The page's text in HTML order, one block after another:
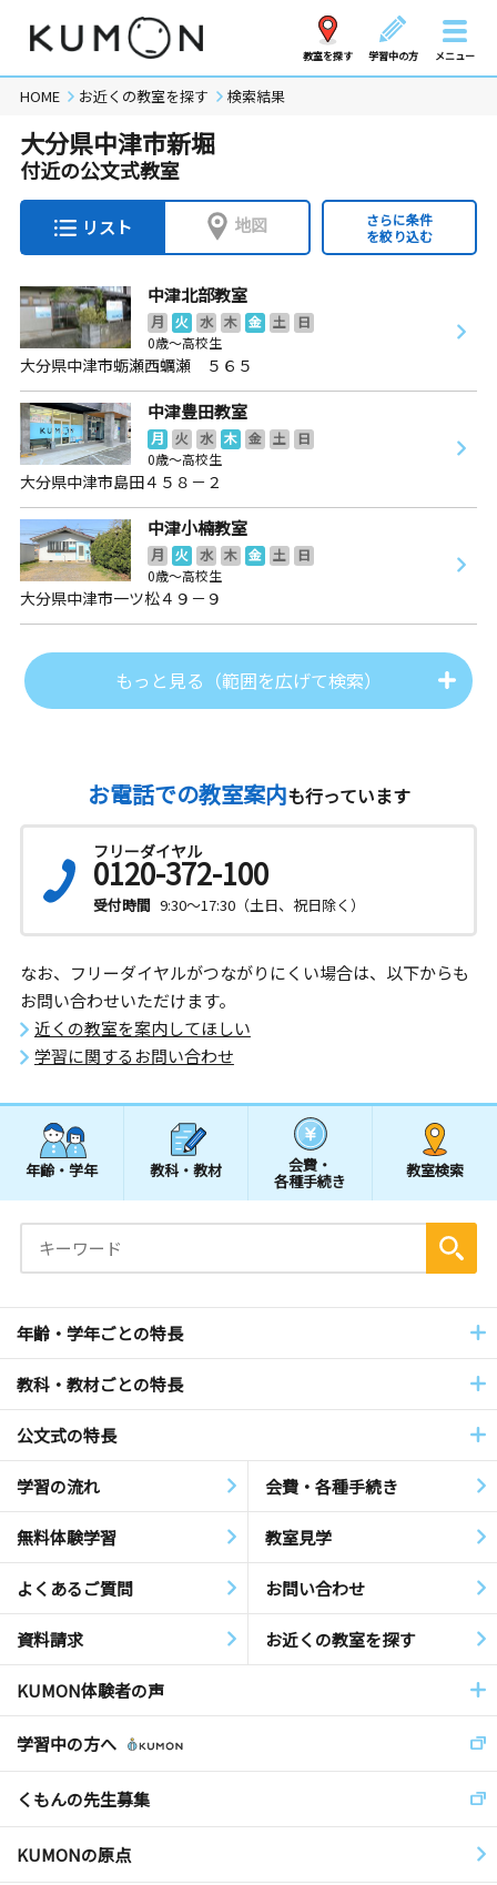
教室を探す 学習中の方 メニュー
HOME お近くの教室を探す 検索結果
大分県中津市新堀
付近の公文式教室
リスト 地図
さらに条件
を絞り込む
中津北部教室
月 火 水 木 金 土
日
0歳～高校生
大分県中津市蛎瀬西蠣瀬 ５６５
中津豊田教室
月 火 水 木 金 土
日
0歳～高校生
大分県中津市島田４５８－２
中津小楠教室
月 火 水 木 金 土
日
0歳～高校生
大分県中津市一ツ松４９－９
もっと見る（範囲を広げて検索）
お電話での教室案内も行っています
フリーダイヤル
0120-372-100
受付時間 9:30～17:30（土日、祝日除く）
なお、フリーダイヤルがつながりにくい場合は、以下からも
お問い合わせいただけます。
近くの教室を案内してほしい
学習に関するお問い合わせ
年齢・学年 教科・教材 会費・
各種手続き
教室検索
年齢・学年ごとの特長
教科・教材ごとの特長
公文式の特長
学習の流れ 会費・各種手続き
無料体験学習 教室見学
よくあるご質問 お問い合わせ
資料請求 お近くの教室を探す
KUMON体験者の声
学習中の方へ
くもんの先生募集
KUMONの原点